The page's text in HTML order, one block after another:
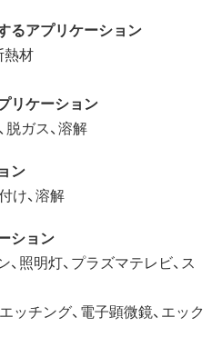
るアプリケーション
材
リケーション
ガス、溶解
ン
け、溶解
ション
照明灯、プラズマテレビ、ス
チング、電子顕微鏡、エック